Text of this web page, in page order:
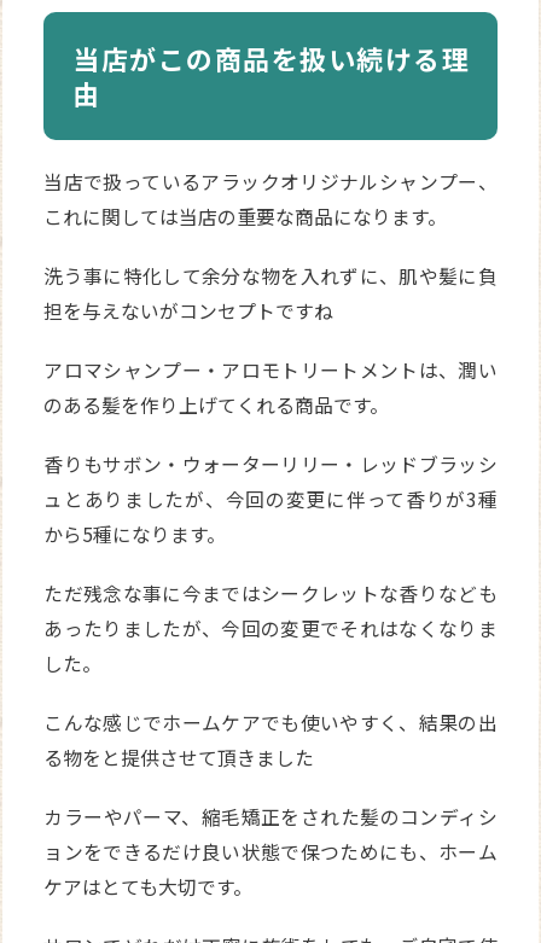
当店がこの商品を扱い続ける理
由
当店で扱っているアラックオリジナルシャンプー、
これに関しては当店の重要な商品になります。
洗う事に特化して余分な物を入れずに、肌や髪に負
担を与えないがコンセプトですね
アロマシャンプー・アロモトリートメントは、潤い
のある髪を作り上げてくれる商品です。
香りもサボン・ウォーターリリー・レッドブラッシ
ュとありましたが、今回の変更に伴って香りが3種
から5種になります。
ただ残念な事に今まではシークレットな香りなども
あったりましたが、今回の変更でそれはなくなりま
した。
こんな感じでホームケアでも使いやすく、結果の出
る物をと提供させて頂きました
カラーやパーマ、縮毛矯正をされた髪のコンディシ
ョンをできるだけ良い状態で保つためにも、ホーム
ケアはとても大切です。